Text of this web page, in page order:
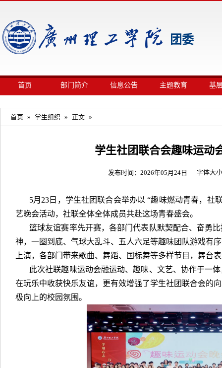
团委
首页 部门简介 信息公告 主题教育 基
首页 » 学生组织 » 正文 »
学生社团联合会趣味运动
发布时间：2026年05月24日 字体大
5月23日，学生社团联合会举办以 “趣味燃动青春，社
艺晚会活动，社联全体全体成员共赴这场青春盛会。
篮球友谊赛率先开赛，各部门代表队默契配合、奋勇
神，一圈到底、气球大乱斗、五人六足等趣味团队游戏有
上演，各部门带来歌曲、舞蹈、国标舞等多样节目，舞台
此次社联趣味运动会融运动、趣味、文艺、协作于一
在玩乐中收获快乐友谊，更有效增强了学生社团联合会的
极向上的校园氛围。